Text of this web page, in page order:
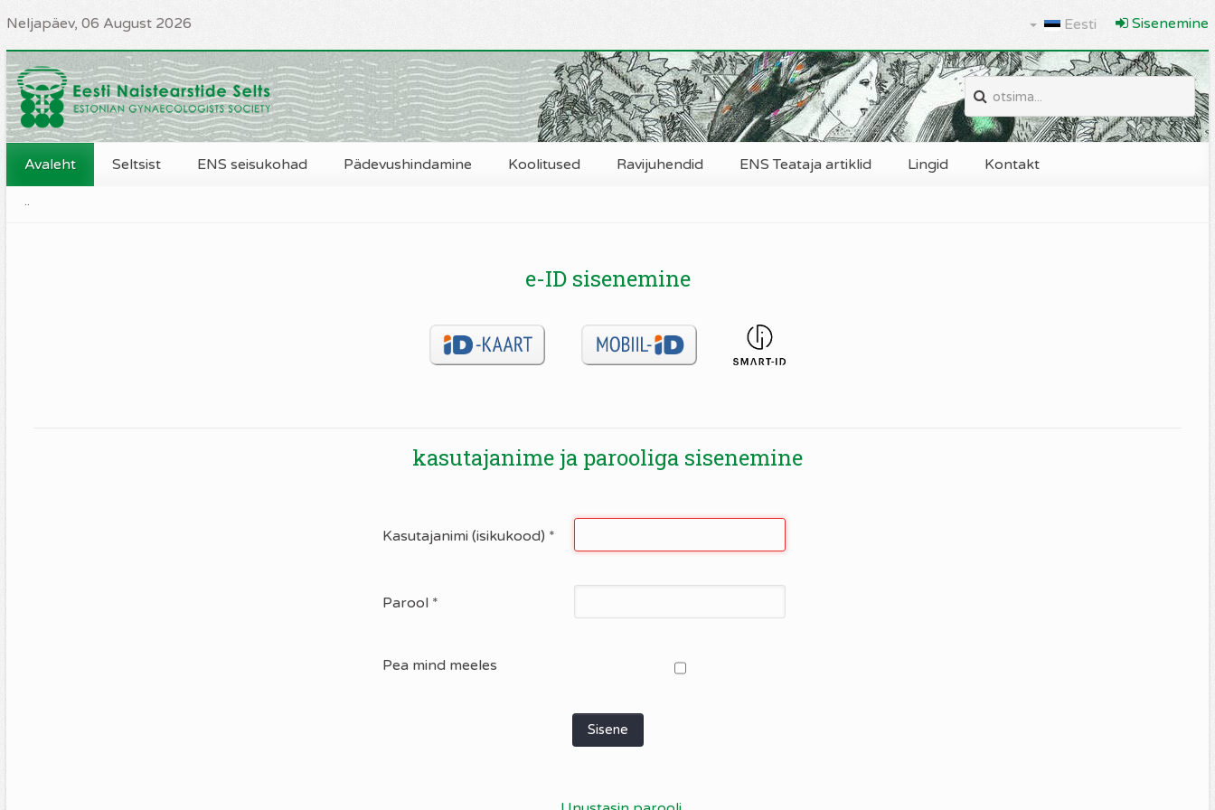
Neljapäev, 06 August 2026 Eesti Sisenemine
Avaleht Seltsist ENS seisukohad Pädevushindamine Koolitused Ravijuhendid ENS Teataja artiklid Lingid Kontakt
..
e-ID sisenemine
kasutajanime ja parooliga sisenemine
Kasutajanimi (isikukood) *
Parool *
Pea mind meeles
Sisene